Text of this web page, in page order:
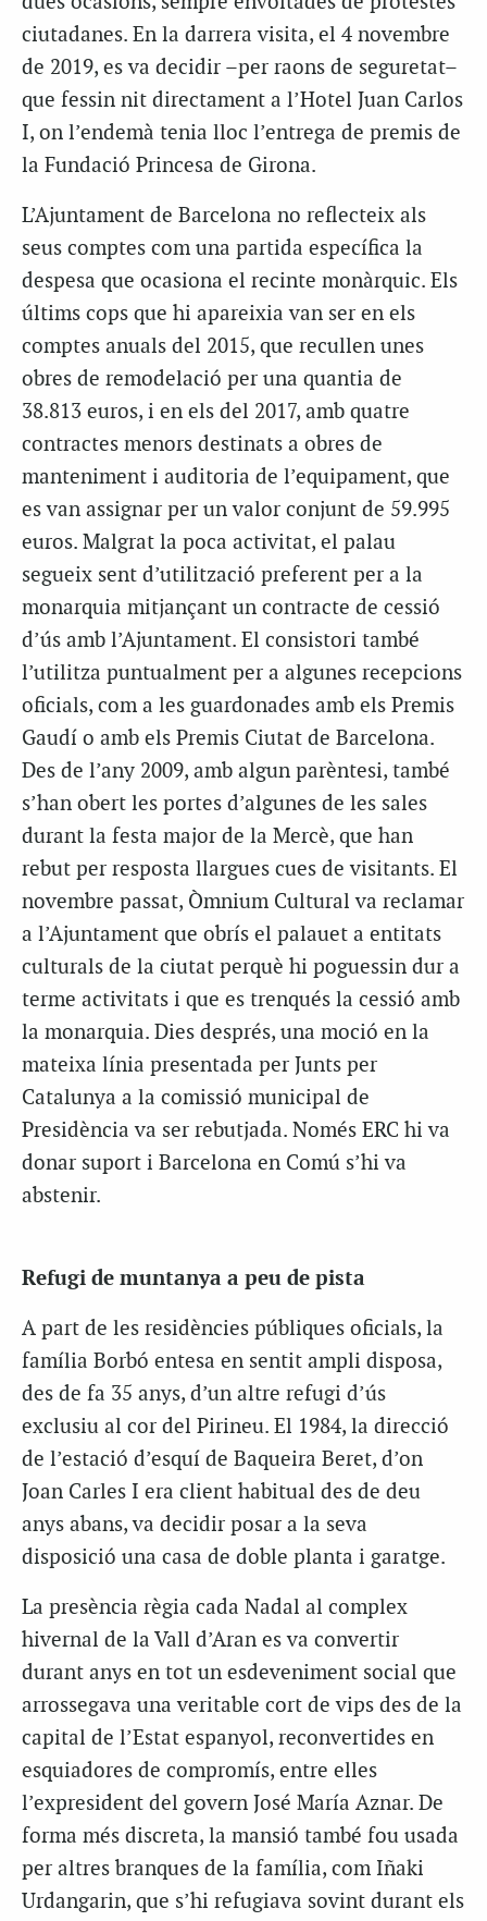
ciutadanes. En la darrera visita, el 4 novembre
de 2019, es va decidir –per raons de seguretat–
que fessin nit directament a l’Hotel Juan Carlos
I, on l’endemà tenia lloc l’entrega de premis de
la Fundació Princesa de Girona.
L’Ajuntament de Barcelona no reflecteix als
seus comptes com una partida específica la
despesa que ocasiona el recinte monàrquic. Els
últims cops que hi apareixia van ser en els
comptes anuals del 2015, que recullen unes
obres de remodelació per una quantia de
38.813 euros, i en els del 2017, amb quatre
contractes menors destinats a obres de
manteniment i auditoria de l’equipament, que
es van assignar per un valor conjunt de 59.995
euros. Malgrat la poca activitat, el palau
segueix sent d’utilització preferent per a la
monarquia mitjançant un contracte de cessió
d’ús amb l’Ajuntament. El consistori també
l’utilitza puntualment per a algunes recepcions
oficials, com a les guardonades amb els Premis
Gaudí o amb els Premis Ciutat de Barcelona.
Des de l’any 2009, amb algun parèntesi, també
s’han obert les portes d’algunes de les sales
durant la festa major de la Mercè, que han
rebut per resposta llargues cues de visitants. El
novembre passat, Òmnium Cultural va reclamar
a l’Ajuntament que obrís el palauet a entitats
culturals de la ciutat perquè hi poguessin dur a
terme activitats i que es trenqués la cessió amb
la monarquia. Dies després, una moció en la
mateixa línia presentada per Junts per
Catalunya a la comissió municipal de
Presidència va ser rebutjada. Només ERC hi va
donar suport i Barcelona en Comú s’hi va
abstenir.
Refugi de muntanya a peu de pista
A part de les residències públiques oficials, la
família Borbó entesa en sentit ampli disposa,
des de fa 35 anys, d’un altre refugi d’ús
exclusiu al cor del Pirineu. El 1984, la direcció
de l’estació d’esquí de Baqueira Beret, d’on
Joan Carles I era client habitual des de deu
anys abans, va decidir posar a la seva
disposició una casa de doble planta i garatge.
La presència règia cada Nadal al complex
hivernal de la Vall d’Aran es va convertir
durant anys en tot un esdeveniment social que
arrossegava una veritable cort de vips des de la
capital de l’Estat espanyol, reconvertides en
esquiadores de compromís, entre elles
l’expresident del govern José María Aznar. De
forma més discreta, la mansió també fou usada
per altres branques de la família, com Iñaki
Urdangarin, que s’hi refugiava sovint durant els